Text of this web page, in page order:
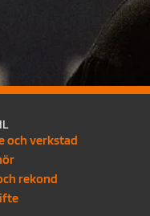
och verkstad
rekond